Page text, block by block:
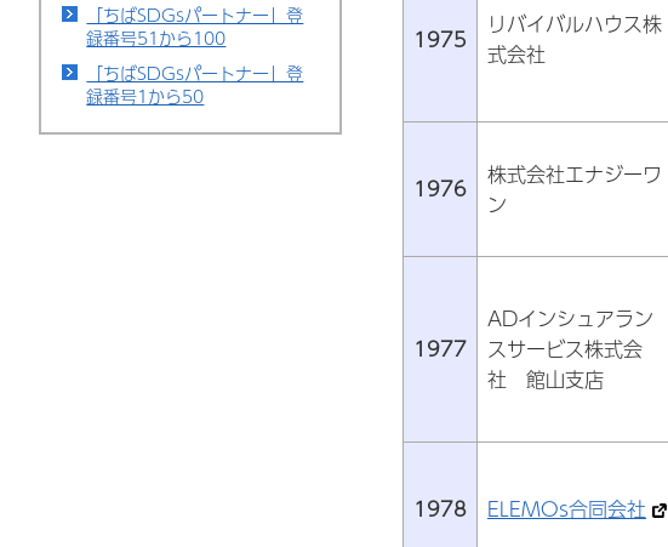
「ちばSDGsパートナー」登
録番号51から100
「ちばSDGsパートナー」登
録番号1から50
1975
リバイバルハウス株
式会社
1976
株式会社エナジーワ
ン
1977
ADインシュアラン
スサービス株式会
社 館山支店
1978 ELEMOs合同会社